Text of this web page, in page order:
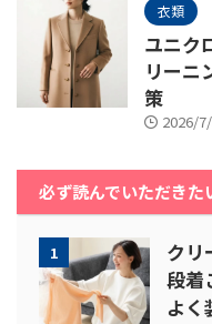
衣類
ユニク
リーニ
策
2026/
必ず読んでいただきた
1
クリ
段着
よく